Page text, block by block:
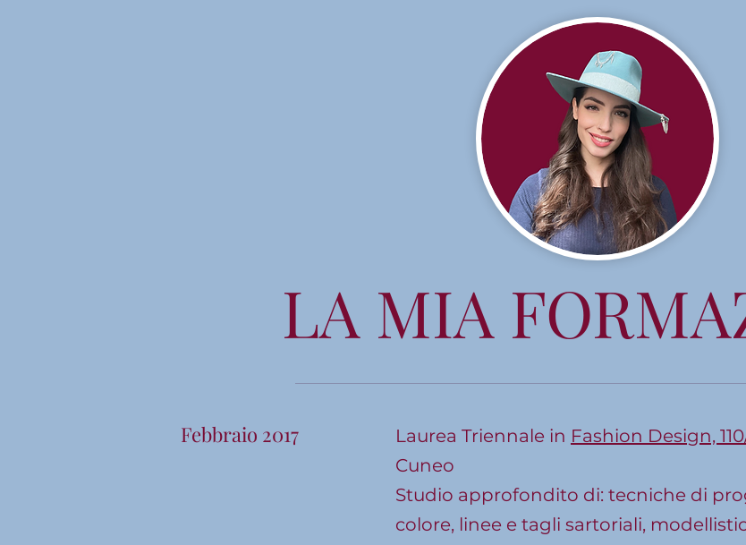
LA MIA
Febbraio 2017 Laurea Triennale in Fashion Design,
Cuneo
Studio approfondito di: tecniche di
colore, linee e tagli sartoriali,